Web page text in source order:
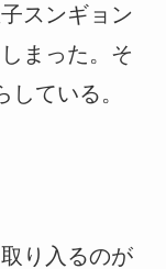
スンギョン
まった。そ
ている。
り入るのが